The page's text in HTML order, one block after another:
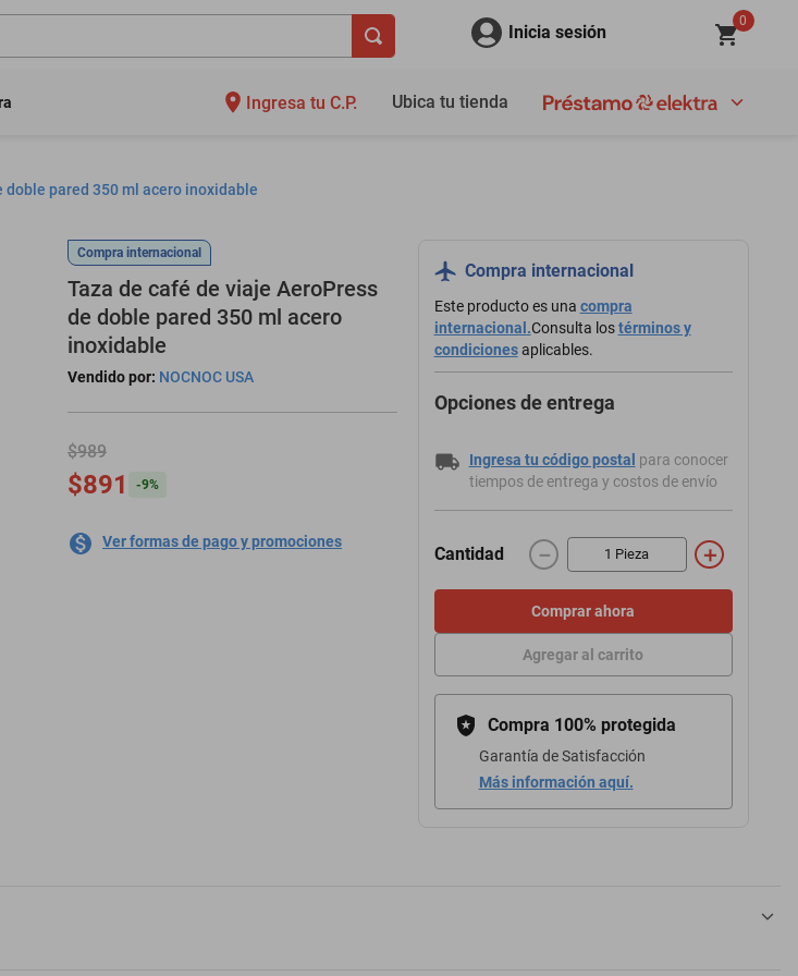
Inicia sesión
0
Ingresa tu C.P. Ubica tu tienda
doble pared 350 ml acero inoxidable
Compra internacional
Taza de café de viaje AeroPress
de doble pared 350 ml acero
inoxidable
Vendido por: NOCNOC USA
$989
$891 -9%
Ver formas de pago y promociones
Compra internacional
Este producto es una compra
internacional.Consulta los términos y
condiciones aplicables.
Opciones de entrega
Ingresa tu código postal para conocer
tiempos de entrega y costos de envío
Cantidad ＋
－
Comprar ahora
Agregar al carrito
Compra 100% protegida
Garantía de Satisfacción
Más información aquí.